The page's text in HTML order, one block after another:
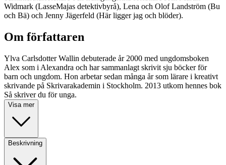
Widmark (LasseMajas detektivbyrå), Lena och Olof Landström (Bu
och Bä) och Jenny Jägerfeld (Här ligger jag och blöder).
Om författaren
Ylva Carlsdotter Wallin debuterade år 2000 med ungdomsboken
Alex som i Alexandra och har sammanlagt skrivit sju böcker för
barn och ungdom. Hon arbetar sedan många år som lärare i kreativt
skrivande på Skrivarakademin i Stockholm. 2013 utkom hennes bok
Så skriver du för unga.
Visa mer
Beskrivning